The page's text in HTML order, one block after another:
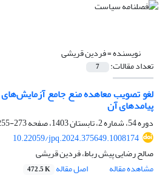
نویسنده =فردین قریشی
تعداد مقالات: 7
لغو تصویب معاهده منع جامع
پیامدهای آن
دوره 54، شماره 2، تابستان 1403، صفحه
273-255
10.22059/jpq.2024.375649.1008174
صالح رضایی پیش رباط، فردین قریشی
مشاهده مقاله
اصل مقاله 472.5 K